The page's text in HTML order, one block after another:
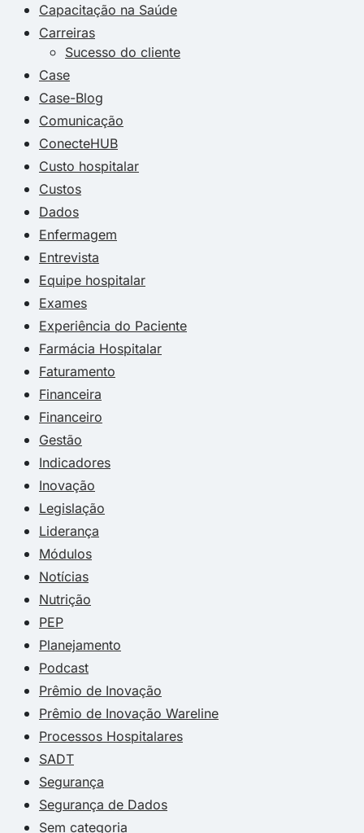
Capacitação na Saúde
Carreiras
Sucesso do cliente
Case
Case-Blog
Comunicação
ConecteHUB
Custo hospitalar
Custos
Dados
Enfermagem
Entrevista
Equipe hospitalar
Exames
Experiência do Paciente
Farmácia Hospitalar
Faturamento
Financeira
Financeiro
Gestão
Indicadores
Inovação
Legislação
Liderança
Módulos
Notícias
Nutrição
PEP
Planejamento
Podcast
Prêmio de Inovação
Prêmio de Inovação Wareline
Processos Hospitalares
SADT
Segurança
Segurança de Dados
Sem categoria